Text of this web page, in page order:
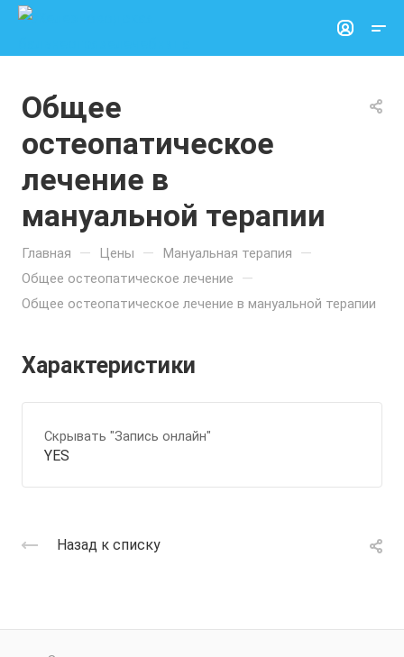
Общее
остеопатическое
лечение в
мануальной терапии
Главная — Цены — Мануальная терапия —
Общее остеопатическое лечение —
Общее остеопатическое лечение в мануальной терапии
Характеристики
Скрывать "Запись онлайн"
YES
Назад к списку